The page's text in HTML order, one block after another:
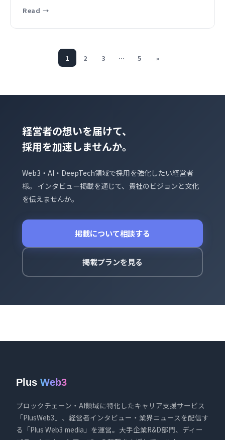
Read →
1 2 3 … 5 »
経営者の想いを届けて、
採用を加速しませんか。
Web3・AI・DeepTech領域で採用を強化したい経営者
様。 インタビュー掲載を通じて、貴社のビジョンと文化
を伝えませんか。
掲載について相談する
掲載プランを見る
Plus Web3
ブロックチェーン・AI領域に特化したキャリア支援サービス
「PlusWeb3」、経営者インタビュー・業界ニュースを配信す
る「Plus Web3 media」を運営。大手企業R&D部門、ディー